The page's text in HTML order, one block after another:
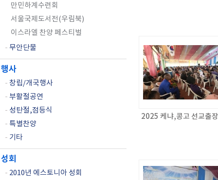
만민하계수련회
서울국제도서전(우림북)
이스라엘 찬양 페스티벌
- 무안단물
행사
- 창립/개국행사
- 부활절공연
- 성탄절,점등식
- 특별찬양
- 기타
성회
- 2010년 에스토니아 성회
2025 케냐,콩고 선교출장